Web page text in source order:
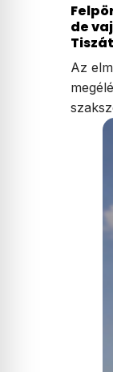
de
Az